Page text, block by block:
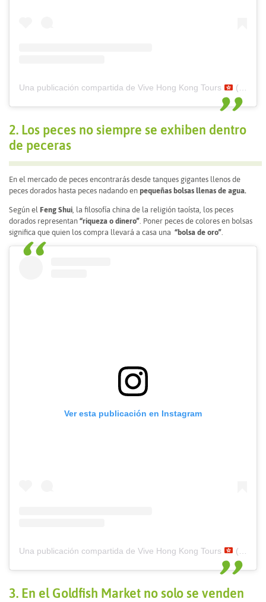
Una publicación compartida de Vive Hong Kong Tours (@vivehongkong)
2. Los peces no siempre se exhiben dentro
de peceras
En el mercado de peces encontrarás desde tanques gigantes llenos de
peces dorados hasta peces nadando en pequeñas bolsas llenas de agua.
Según el Feng Shui, la filosofía china de la religión taoísta, los peces
dorados representan “riqueza o dinero”. Poner peces de colores en bolsas
significa que quien los compra llevará a casa una “bolsa de oro”.
Ver esta publicación en Instagram
Una publicación compartida de Vive Hong Kong Tours (@vivehongkong)
3. En el Goldfish Market no solo se venden